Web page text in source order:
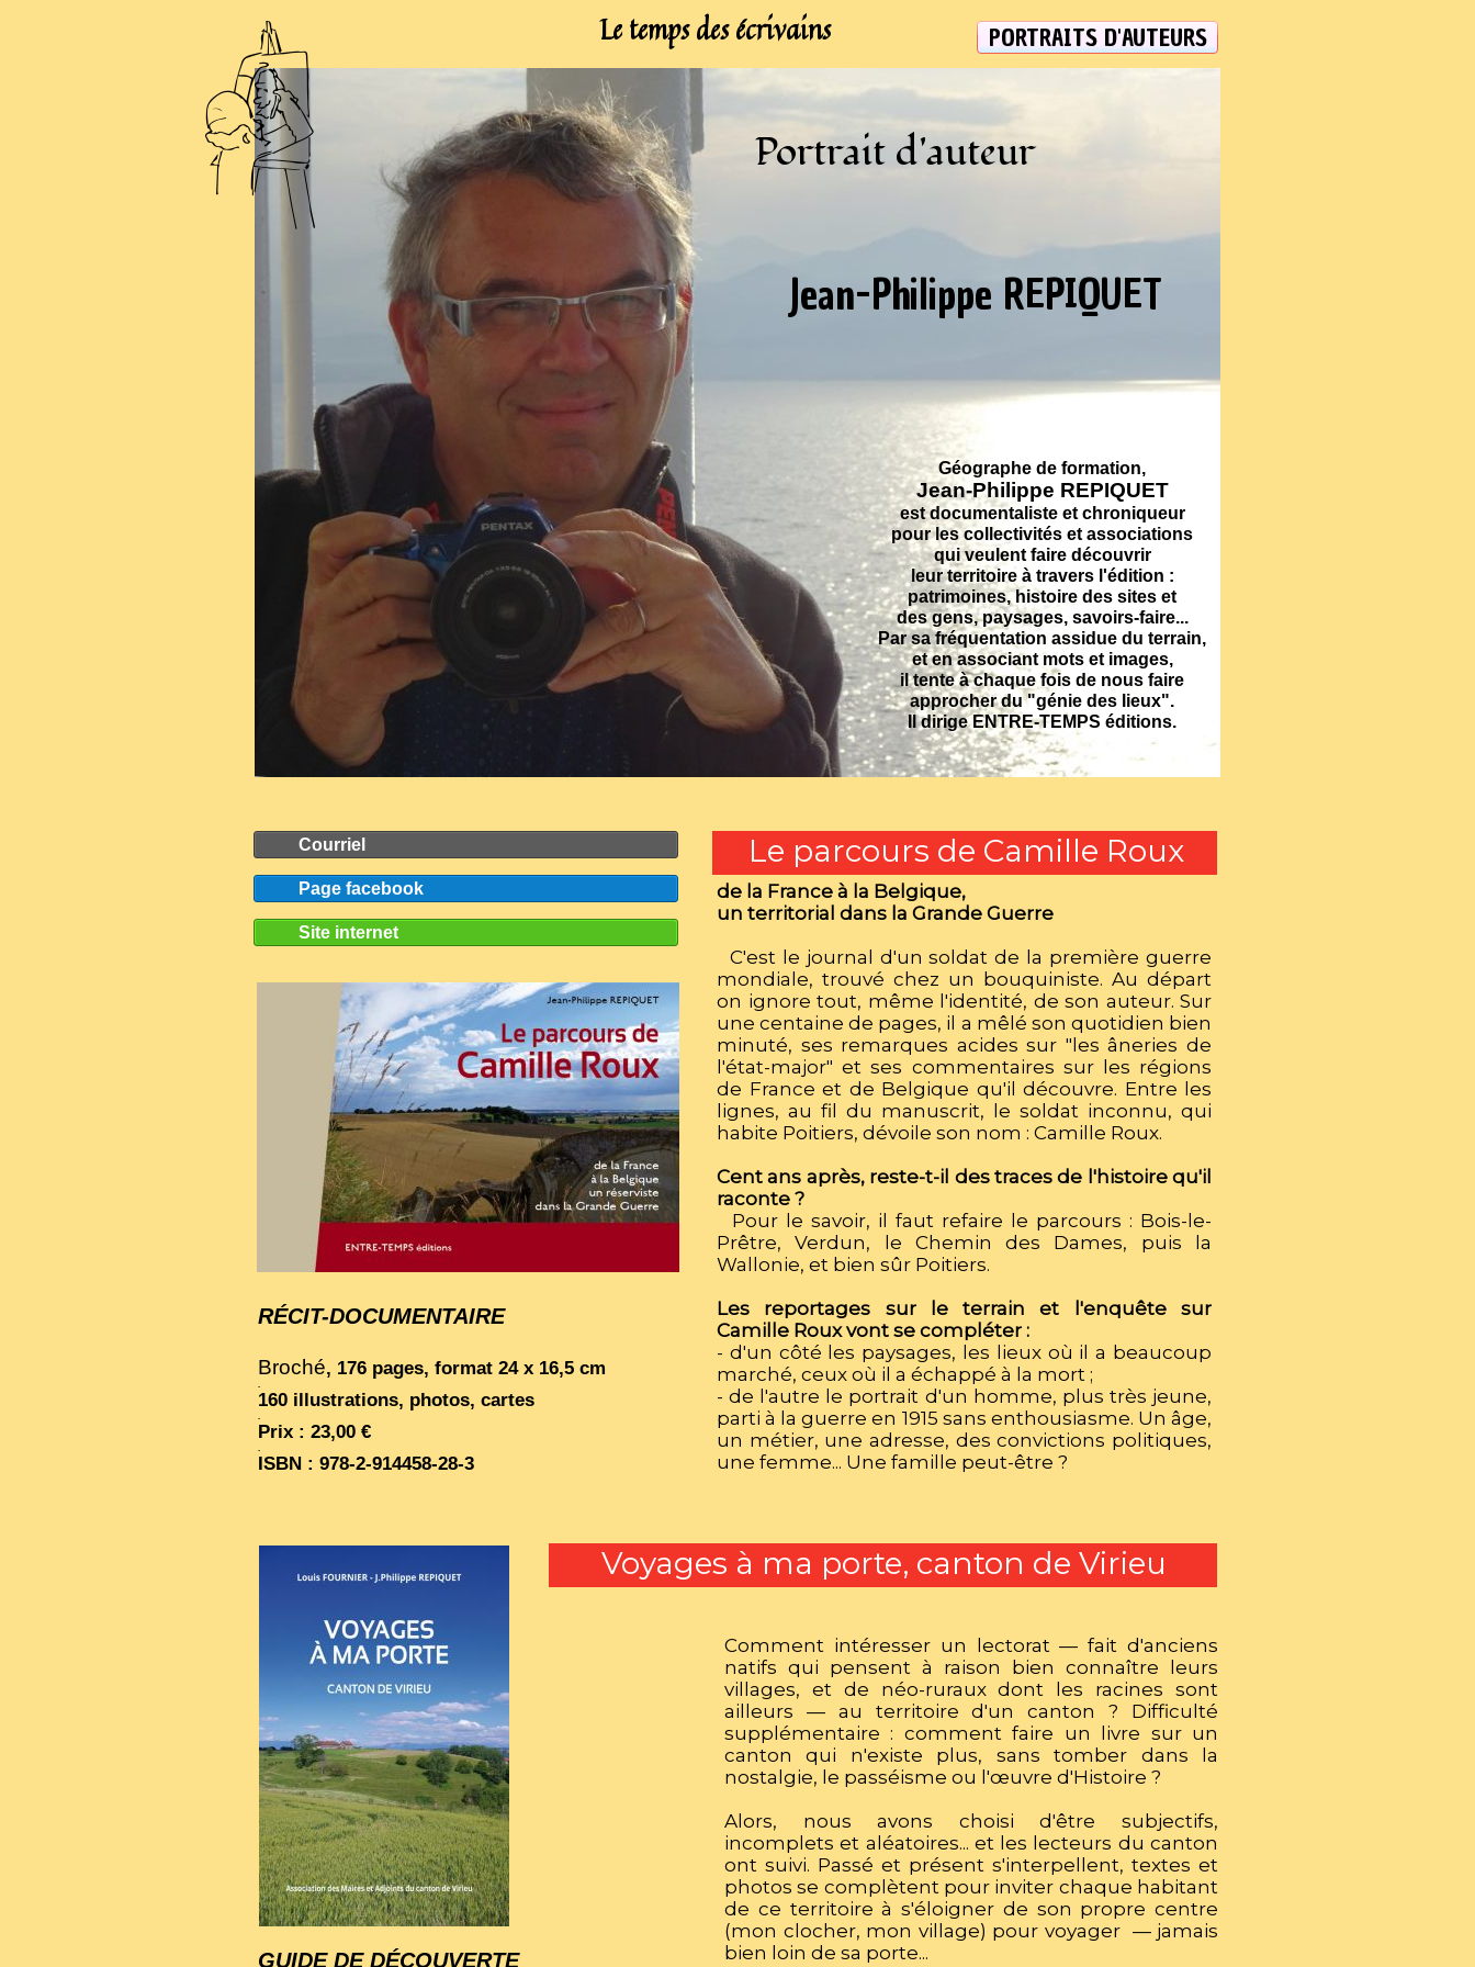
GUIDE DE DÉCOUVERTE
Comment intéresser un lectorat — fait d'anciens
natifs qui pensent à raison bien connaître leurs
villages, et de néo-ruraux dont les racines sont
ailleurs — au territoire d'un canton ? Difficulté
supplémentaire : comment faire un livre sur un
canton qui n'existe plus, sans tomber dans la
nostalgie, le passéisme ou l'œuvre d'Histoire ?
Alors, nous avons choisi d'être subjectifs,
incomplets et aléatoires... et les lecteurs du canton
ont suivi. Passé et présent s'interpellent, textes et
photos se complètent pour inviter chaque habitant
de ce territoire à s'éloigner de son propre centre
(mon clocher, mon village) pour voyager — jamais
bien loin de sa porte...
Voyages à ma porte, canton de Virieu
RÉCIT-DOCUMENTAIRE
Broché, 176 pages, format 24 x 16,5 cm
.
160 illustrations, photos, cartes
.
Prix : 23,00 €
.
ISBN : 978-2-914458-28-3
Page facebook
Site internet
Courriel
de la France à la Belgique,
un territorial dans la Grande Guerre
C'est le journal d'un soldat de la première guerre
mondiale, trouvé chez un bouquiniste. Au départ
on ignore tout, même l'identité, de son auteur. Sur
une centaine de pages, il a mêlé son quotidien bien
minuté, ses remarques acides sur "les âneries de
l'état-major" et ses commentaires sur les régions
de France et de Belgique qu'il découvre. Entre les
lignes, au fil du manuscrit, le soldat inconnu, qui
habite Poitiers, dévoile son nom : Camille Roux.
Cent ans après, reste-t-il des traces de l'histoire qu'il
raconte ?
Pour le savoir, il faut refaire le parcours : Bois-le-
Prêtre, Verdun, le Chemin des Dames, puis la
Wallonie, et bien sûr Poitiers.
Les reportages sur le terrain et l'enquête sur
Camille Roux vont se compléter :
- d'un côté les paysages, les lieux où il a beaucoup
marché, ceux où il a échappé à la mort ;
- de l'autre le portrait d'un homme, plus très jeune,
parti à la guerre en 1915 sans enthousiasme. Un âge,
un métier, une adresse, des convictions politiques,
une femme... Une famille peut-être ?
Le parcours de Camille Roux
Géographe de formation,
Jean-Philippe REPIQUET
est documentaliste et chroniqueur
pour les collectivités et associations
qui veulent faire découvrir
leur territoire à travers l'édition :
patrimoines, histoire des sites et
des gens, paysages, savoirs-faire...
Par sa fréquentation assidue du terrain,
et en associant mots et images,
il tente à chaque fois de nous faire
approcher du "génie des lieux".
Il dirige ENTRE-TEMPS éditions.
Le temps des écrivains
Portrait d'auteur
Jean-Philippe REPIQUET
PORTRAITS D'AUTEURS